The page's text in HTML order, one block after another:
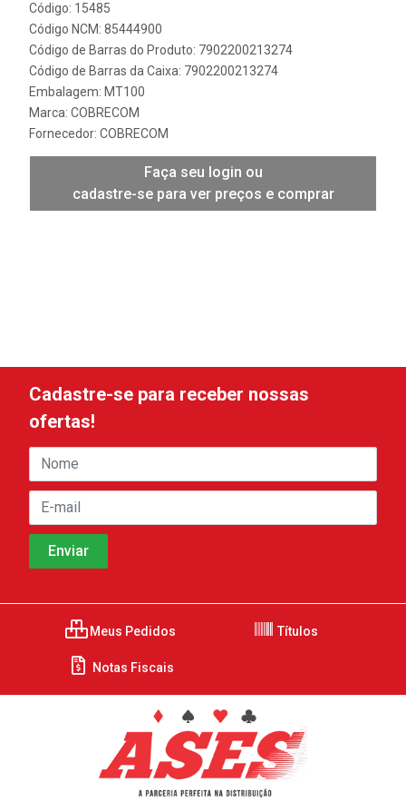
Código: 15485
Código NCM: 85444900
Código de Barras do Produto: 7902200213274
Código de Barras da Caixa: 7902200213274
Embalagem: MT100
Marca: COBRECOM
Fornecedor: COBRECOM
Faça seu login ou
cadastre-se para ver preços e comprar
Cadastre-se para receber nossas
ofertas!
Meus Pedidos Títulos
Notas Fiscais